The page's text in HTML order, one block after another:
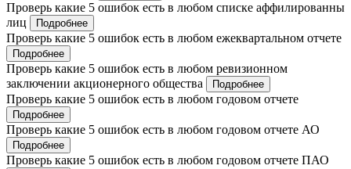
Проверь какие 5 ошибок есть в любом списке аффилированны
лиц
Подробнее
Проверь какие 5 ошибок есть в любом ежеквартальном отчете
Подробнее
Проверь какие 5 ошибок есть в любом ревизионном
заключении акционерного общества
Подробнее
Проверь какие 5 ошибок есть в любом годовом отчете
Подробнее
Проверь какие 5 ошибок есть в любом годовом отчете АО
Подробнее
Проверь какие 5 ошибок есть в любом годовом отчете ПАО